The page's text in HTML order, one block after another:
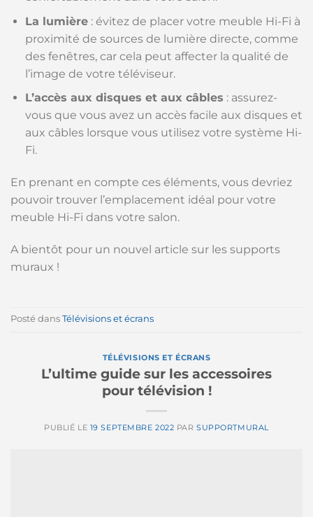
La lumière: évitez de placer votre meuble Hi-Fi à
proximité de sources de lumière directe, comme
des fenêtres, car cela peut affecter la qualité de
l’image de votre téléviseur.
L’accès aux disques et aux câbles : assurez-
vous que vous avez un accès facile aux disques et
aux câbles lorsque vous utilisez votre système Hi-
Fi.
En prenant en compte ces éléments, vous devriez
pouvoir trouver l’emplacement idéal pour votre
meuble Hi-Fi dans votre salon.
A bientôt pour un nouvel article sur les supports
muraux !
Posté dans Télévisions et écrans
TÉLÉVISIONS ET ÉCRANS
L’ultime guide sur les accessoires
pour télévision !
PUBLIÉ LE 19 SEPTEMBRE 2022 PARSUPPORTMURAL